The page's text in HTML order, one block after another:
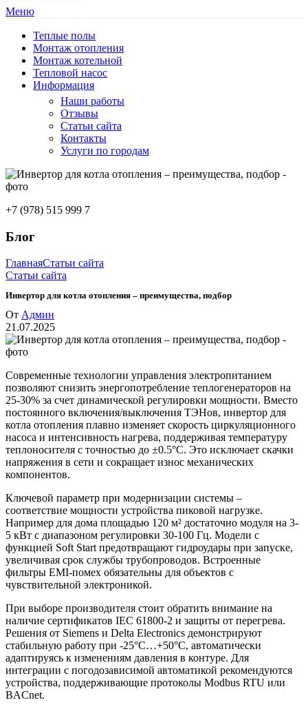
Меню
Теплые полы
Монтаж отопления
Монтаж котельной
Тепловой насос
Информация
Наши работы
Отзывы
Статьи сайта
Контакты
Услуги по городам
+7 (978) 515 999 7
Блог
ГлавнаяСтатьи сайта
Статьи сайта
Инвертор для котла отопления – преимущества, подбор
От Админ
21.07.2025
Современные технологии управления электропитанием
позволяют снизить энергопотребление теплогенераторов на
25-30% за счет динамической регулировки мощности. Вместо
постоянного включения/выключения ТЭНов, инвертор для
котла отопления плавно изменяет скорость циркуляционного
насоса и интенсивность нагрева, поддерживая температуру
теплоносителя с точностью до ±0.5°C. Это исключает скачки
напряжения в сети и сокращает износ механических
компонентов.
Ключевой параметр при модернизации системы –
соответствие мощности устройства пиковой нагрузке.
Например для дома площадью 120 м² достаточно модуля на 3-
5 кВт с диапазоном регулировки 30-100 Гц. Модели с
функцией Soft Start предотвращают гидроудары при запуске,
увеличивая срок службы трубопроводов. Встроенные
фильтры EMI-помех обязательны для объектов с
чувствительной электроникой.
При выборе производителя стоит обратить внимание на
наличие сертификатов IEC 61800-2 и защиты от перегрева.
Решения от Siemens и Delta Electronics демонстрируют
стабильную работу при -25°C…+50°C, автоматически
адаптируясь к изменениям давления в контуре. Для
интеграции с погодозависимой автоматикой рекомендуются
устройства, поддерживающие протоколы Modbus RTU или
BACnet.